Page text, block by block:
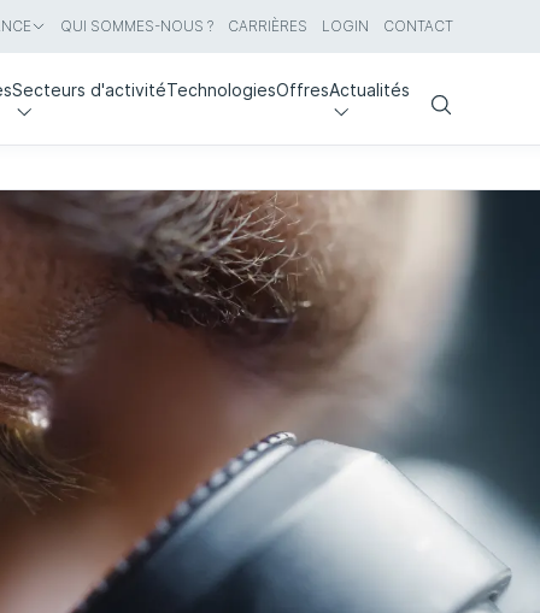
QUI SOMMES-NOUS ? CARRIÈRES LOGIN CONTACT
Secteurs d'activitéTechnologiesOffresActualités
Search